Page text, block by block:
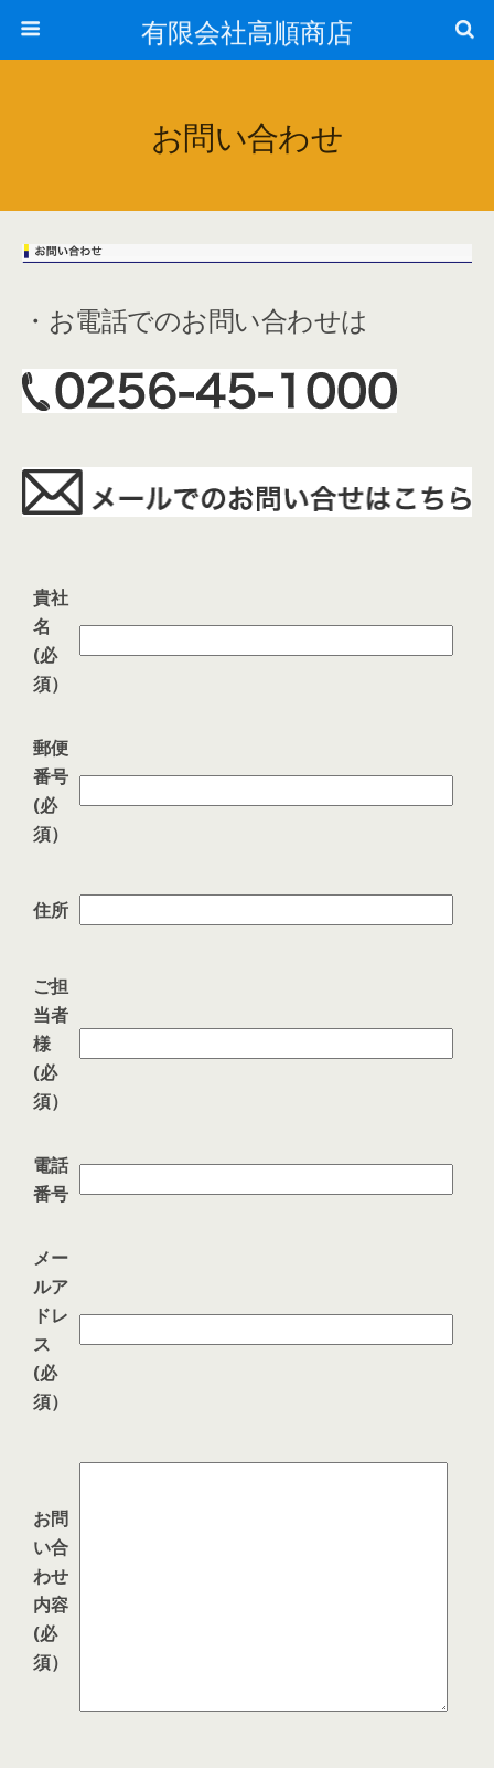
有限会社高順商店
お問い合わせ
・お電話でのお問い合わせは
貴社
名
(必
須）
郵便
番号
(必
須）
住所
ご担
当者
様
(必
須）
電話
番号
メー
ルア
ドレ
ス
(必
須）
お問
い合
わせ
内容
(必
須）